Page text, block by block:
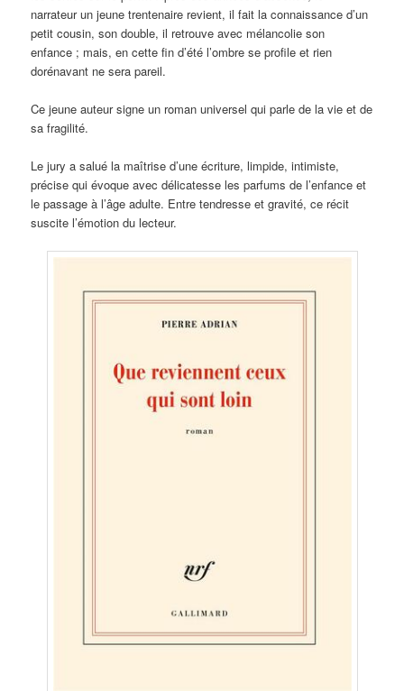
narrateur un jeune trentenaire revient, il fait la connaissance d’un
petit cousin, son double, il retrouve avec mélancolie son
enfance ; mais, en cette fin d’été l’ombre se profile et rien
dorénavant ne sera pareil.
Ce jeune auteur signe un roman universel qui parle de la vie et de
sa fragilité.
Le jury a salué la maîtrise d’une écriture, limpide, intimiste,
précise qui évoque avec délicatesse les parfums de l’enfance et
le passage à l’âge adulte. Entre tendresse et gravité, ce récit
suscite l’émotion du lecteur.